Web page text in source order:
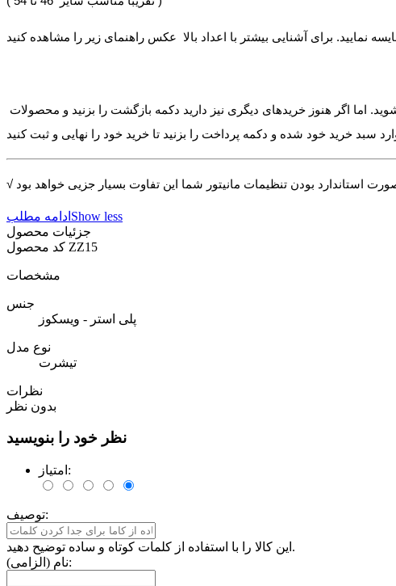
اما اگر هنوز خریدهای دیگری نیز دارید دکمه بازگشت را بزنید و محصولات
ادامه مطلب Show less
جزئیات محصول
ZZ15
مشخصات
جنس
پلی استر - ویسکوز
نوع مدل
تیشرت
نظرات
بدون نظر
نظر خود را بنویسید
امتیاز:
توصیف:
این کالا را با استفاده از کلمات کوتاه و ساده توضیح دهید.
نام (الزامی):